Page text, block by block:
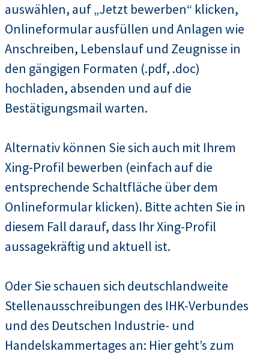
auswählen, auf „Jetzt bewerben“ klicken,
Onlineformular ausfüllen und Anlagen wie
Anschreiben, Lebenslauf und Zeugnisse in
den gängigen Formaten (.pdf, .doc)
hochladen, absenden und auf die
Bestätigungsmail warten.
Alternativ können Sie sich auch mit Ihrem
Xing-Profil bewerben (einfach auf die
entsprechende Schaltfläche über dem
Onlineformular klicken). Bitte achten Sie in
diesem Fall darauf, dass Ihr Xing-Profil
aussagekräftig und aktuell ist.
Oder Sie schauen sich deutschlandweite
Stellenausschreibungen des IHK-Verbundes
und des Deutschen Industrie- und
Handelskammertages an: Hier geht’s zum